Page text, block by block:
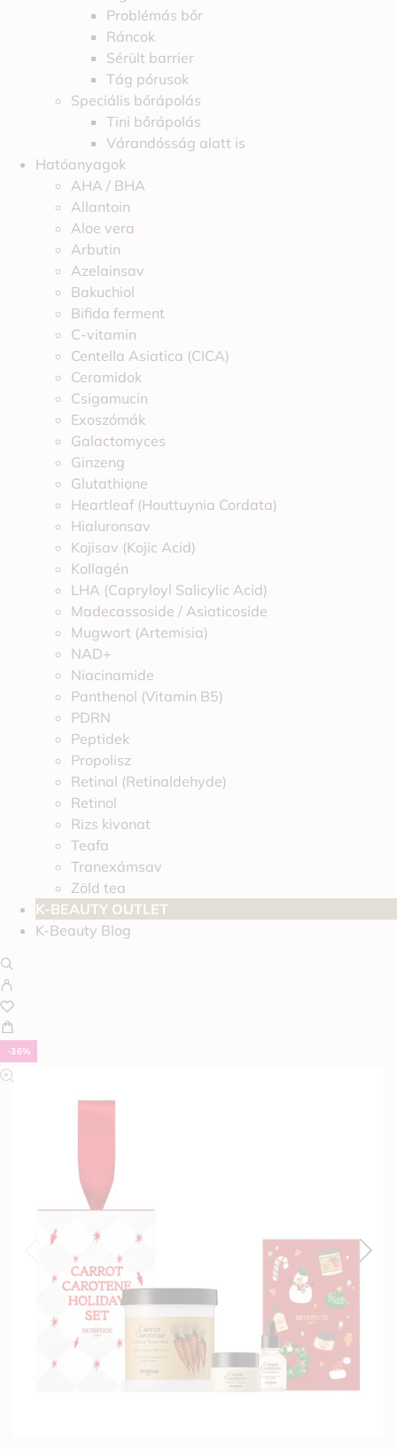
Problémás bőr
Ráncok
Sérült barrier
Tág pórusok
Speciális bőrápolás
Tini bőrápolás
Várandósság alatt is
Hatóanyagok
AHA / BHA
Allantoin
Aloe vera
Arbutin
Azelainsav
Bakuchiol
Bifida ferment
C-vitamin
Centella Asiatica (CICA)
Ceramidok
Csigamucin
Exoszómák
Galactomyces
Ginzeng
Glutathione
Heartleaf (Houttuynia Cordata)
Hialuronsav
Kojisav (Kojic Acid)
Kollagén
LHA (Capryloyl Salicylic Acid)
Madecassoside / Asiaticoside
Mugwort (Artemisia)
NAD+
Niacinamide
Panthenol (Vitamin B5)
PDRN
Peptidek
Propolisz
Retinal (Retinaldehyde)
Retinol
Rizs kivonat
Teafa
Tranexámsav
Zöld tea
K-BEAUTY OUTLET
K-Beauty Blog
-36%